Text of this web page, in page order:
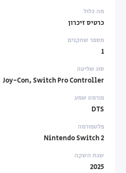
מה כלול
כרטיס זיכרון
מספר שחקנים
1
סוג שליטה
Joy-Con, Switch Pro Controller
פורמט שמע
DTS
פלטפורמה
Nintendo Switch 2
שנת השקה
2025